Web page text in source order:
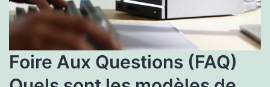
Foire Aux Questions (FAQ)